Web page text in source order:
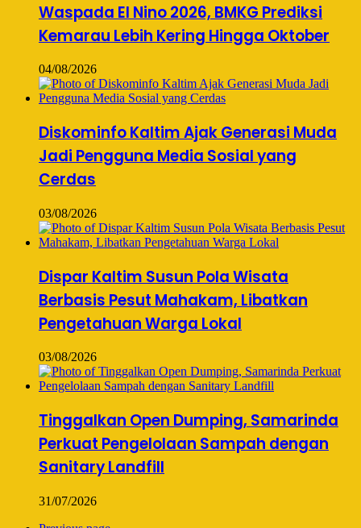
Waspada El Nino 2026, BMKG Prediksi
Kemarau Lebih Kering Hingga Oktober
04/08/2026
Diskominfo Kaltim Ajak Generasi Muda
Jadi Pengguna Media Sosial yang
Cerdas
03/08/2026
Dispar Kaltim Susun Pola Wisata
Berbasis Pesut Mahakam, Libatkan
Pengetahuan Warga Lokal
03/08/2026
Tinggalkan Open Dumping, Samarinda
Perkuat Pengelolaan Sampah dengan
Sanitary Landfill
31/07/2026